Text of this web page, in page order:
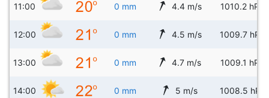
11:00 0 mm 4.4 m/s 1010.2 hPa
12:00 0 mm 4.5 m/s 1009.7 hPa
13:00 0 mm 4.7 m/s 1009.1 hPa
14:00 0 mm 5 m/s 1008.5 hPa